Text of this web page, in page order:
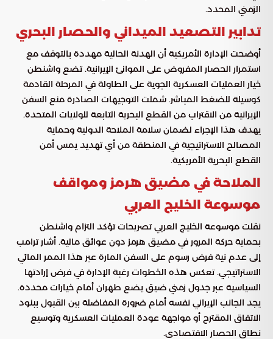
الزمني المحدد.
تدابير التصعيد الميداني والحصار البحري
أوضحت الإدارة الأمريكية أن الهدنة الحالية مهددة بالتوقف مع
استمرار الحصار المفروض على الموانئ الإيرانية. تضع واشنطن
خيار العمليات العسكرية الجوية على الطاولة في المرحلة القادمة
كوسيلة للضغط المباشر. شملت التوجيهات الصادرة منع السفن
الإيرانية من الاقتراب من القطع البحرية التابعة للولايات المتحدة.
يهدف هذا الإجراء لضمان سلامة الملاحة الدولية وحماية
المصالح الاستراتيجية في المنطقة من أي تهديد يمس أمن
القطع البحرية الأمريكية.
الملاحة في مضيق هرمز ومواقف
موسوعة الخليج العربي
نقلت موسوعة الخليج العربي تصريحات تؤكد التزام واشنطن
بحماية حركة المرور في مضيق هرمز دون عوائق مالية. أشار ترامب
إلى عدم نية فرض رسوم على السفن المارة عبر هذا الممر المائي
الاستراتيجي. تعكس هذه الخطوات رغبة الإدارة في فرض إرادتها
السياسية عبر جدول زمني ضيق يضع طهران أمام خيارات محددة.
يجد الجانب الإيراني نفسه أمام ضرورة المفاضلة بين القبول ببنود
الاتفاق المقترح أو مواجهة عودة العمليات العسكرية وتوسيع
نطاق الحصار الاقتصادي.